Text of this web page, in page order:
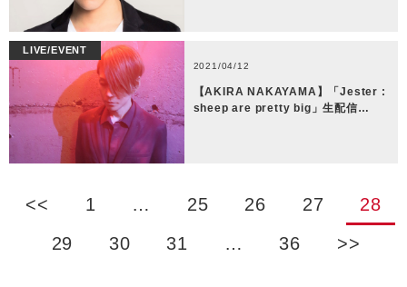
LIVE/EVENT
2021/04/12
【AKIRA NAKAYAMA】「Jester :
sheep are pretty big」生配信…
<< 1 … 25 26 27
28
29
30 31 … 36 >>